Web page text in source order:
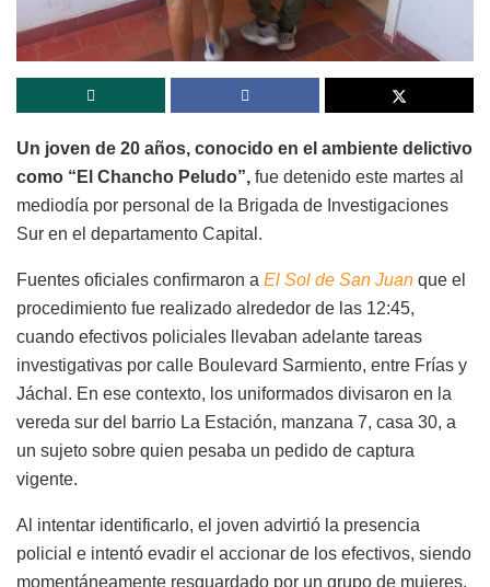
Un joven de 20 años, conocido en el ambiente delictivo
como “El Chancho Peludo”, fue detenido este martes al
mediodía por personal de la Brigada de Investigaciones
Sur en el departamento Capital.
Fuentes oficiales confirmaron a El Sol de San Juan que el
procedimiento fue realizado alrededor de las 12:45,
cuando efectivos policiales llevaban adelante tareas
investigativas por calle Boulevard Sarmiento, entre Frías y
Jáchal. En ese contexto, los uniformados divisaron en la
vereda sur del barrio La Estación, manzana 7, casa 30, a
un sujeto sobre quien pesaba un pedido de captura
vigente.
Al intentar identificarlo, el joven advirtió la presencia
policial e intentó evadir el accionar de los efectivos, siendo
momentáneamente resguardado por un grupo de mujeres,